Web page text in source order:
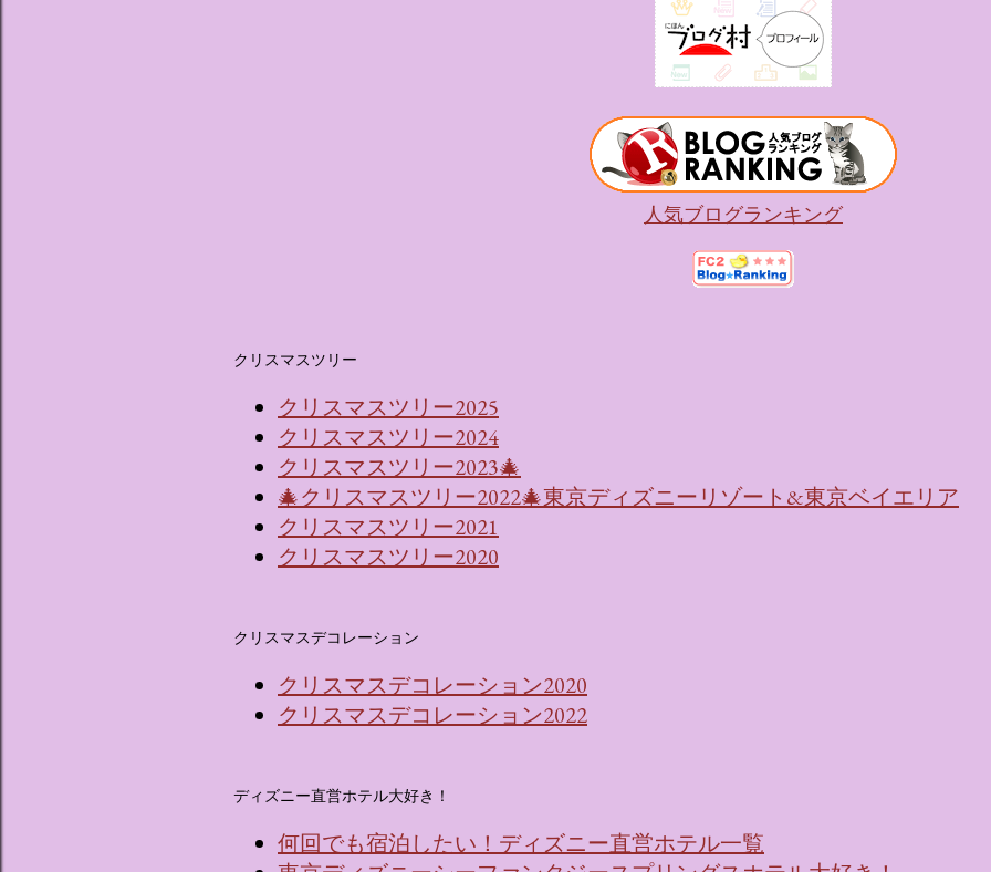
人気ブログランキング
クリスマスツリー
クリスマスツリー2025
クリスマスツリー2024
クリスマスツリー2023🎄
🎄クリスマスツリー2022🎄東京ディズニーリゾート&東京ベイエリア
クリスマスツリー2021
クリスマスツリー2020
クリスマスデコレーション
クリスマスデコレーション2020
クリスマスデコレーション2022
ディズニー直営ホテル大好き！
何回でも宿泊したい！ディズニー直営ホテル一覧